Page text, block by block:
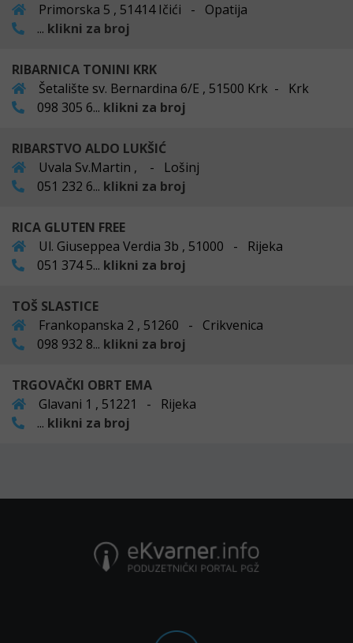
Primorska 5 , 51414 Ičići - Opatija
... klikni za broj
RIBARNICA TONINI KRK
Šetalište sv. Bernardina 6/E , 51500 Krk - Krk
098 305 6... klikni za broj
RIBARSTVO ALDO LUKŠIĆ
Uvala Sv.Martin , - Lošinj
051 232 6... klikni za broj
RICA GLUTEN FREE
Ul. Giuseppea Verdia 3b , 51000 - Rijeka
051 374 5... klikni za broj
TOŠ SLASTICE
Frankopanska 2 , 51260 - Crikvenica
098 932 8... klikni za broj
TRGOVAČKI OBRT EMA
Glavani 1 , 51221 - Rijeka
... klikni za broj